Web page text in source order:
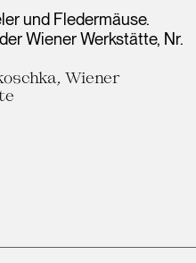
und Fledermäuse.
Wiener Werkstätte, Nr.
Wiener